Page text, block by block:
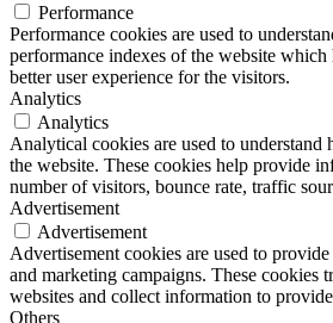
Performance
Performance cookies are used to
performance indexes of the website
better user experience for the visitors.
Analytics
Analytics
Analytical cookies are used to
the website. These cookies help provide
number of visitors, bounce rate, traffic
Advertisement
Advertisement
Advertisement cookies are used to
and marketing campaigns. These cookies
websites and collect information to
Others